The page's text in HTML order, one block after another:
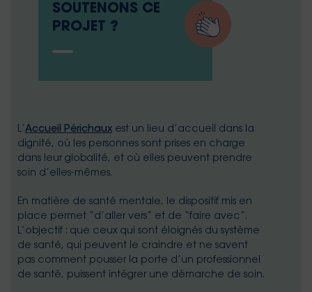
SOUTENONS CE
PROJET ?
L’ Accueil Périchaux est un lieu d’accueil dans la
dignité, où les personnes sont prises en charge
dans leur globalité, et où elles peuvent prendre
soin d’elles-mêmes.
En matière de santé mentale, le dispositif mis en
place permet “d’aller vers” et de “faire avec”.
L’objectif : que ceux qui sont éloignés du système
de santé, qui peuvent le craindre et ne savent
pas comment pousser la porte d’un professionnel
de santé, puissent intégrer une démarche de soin.